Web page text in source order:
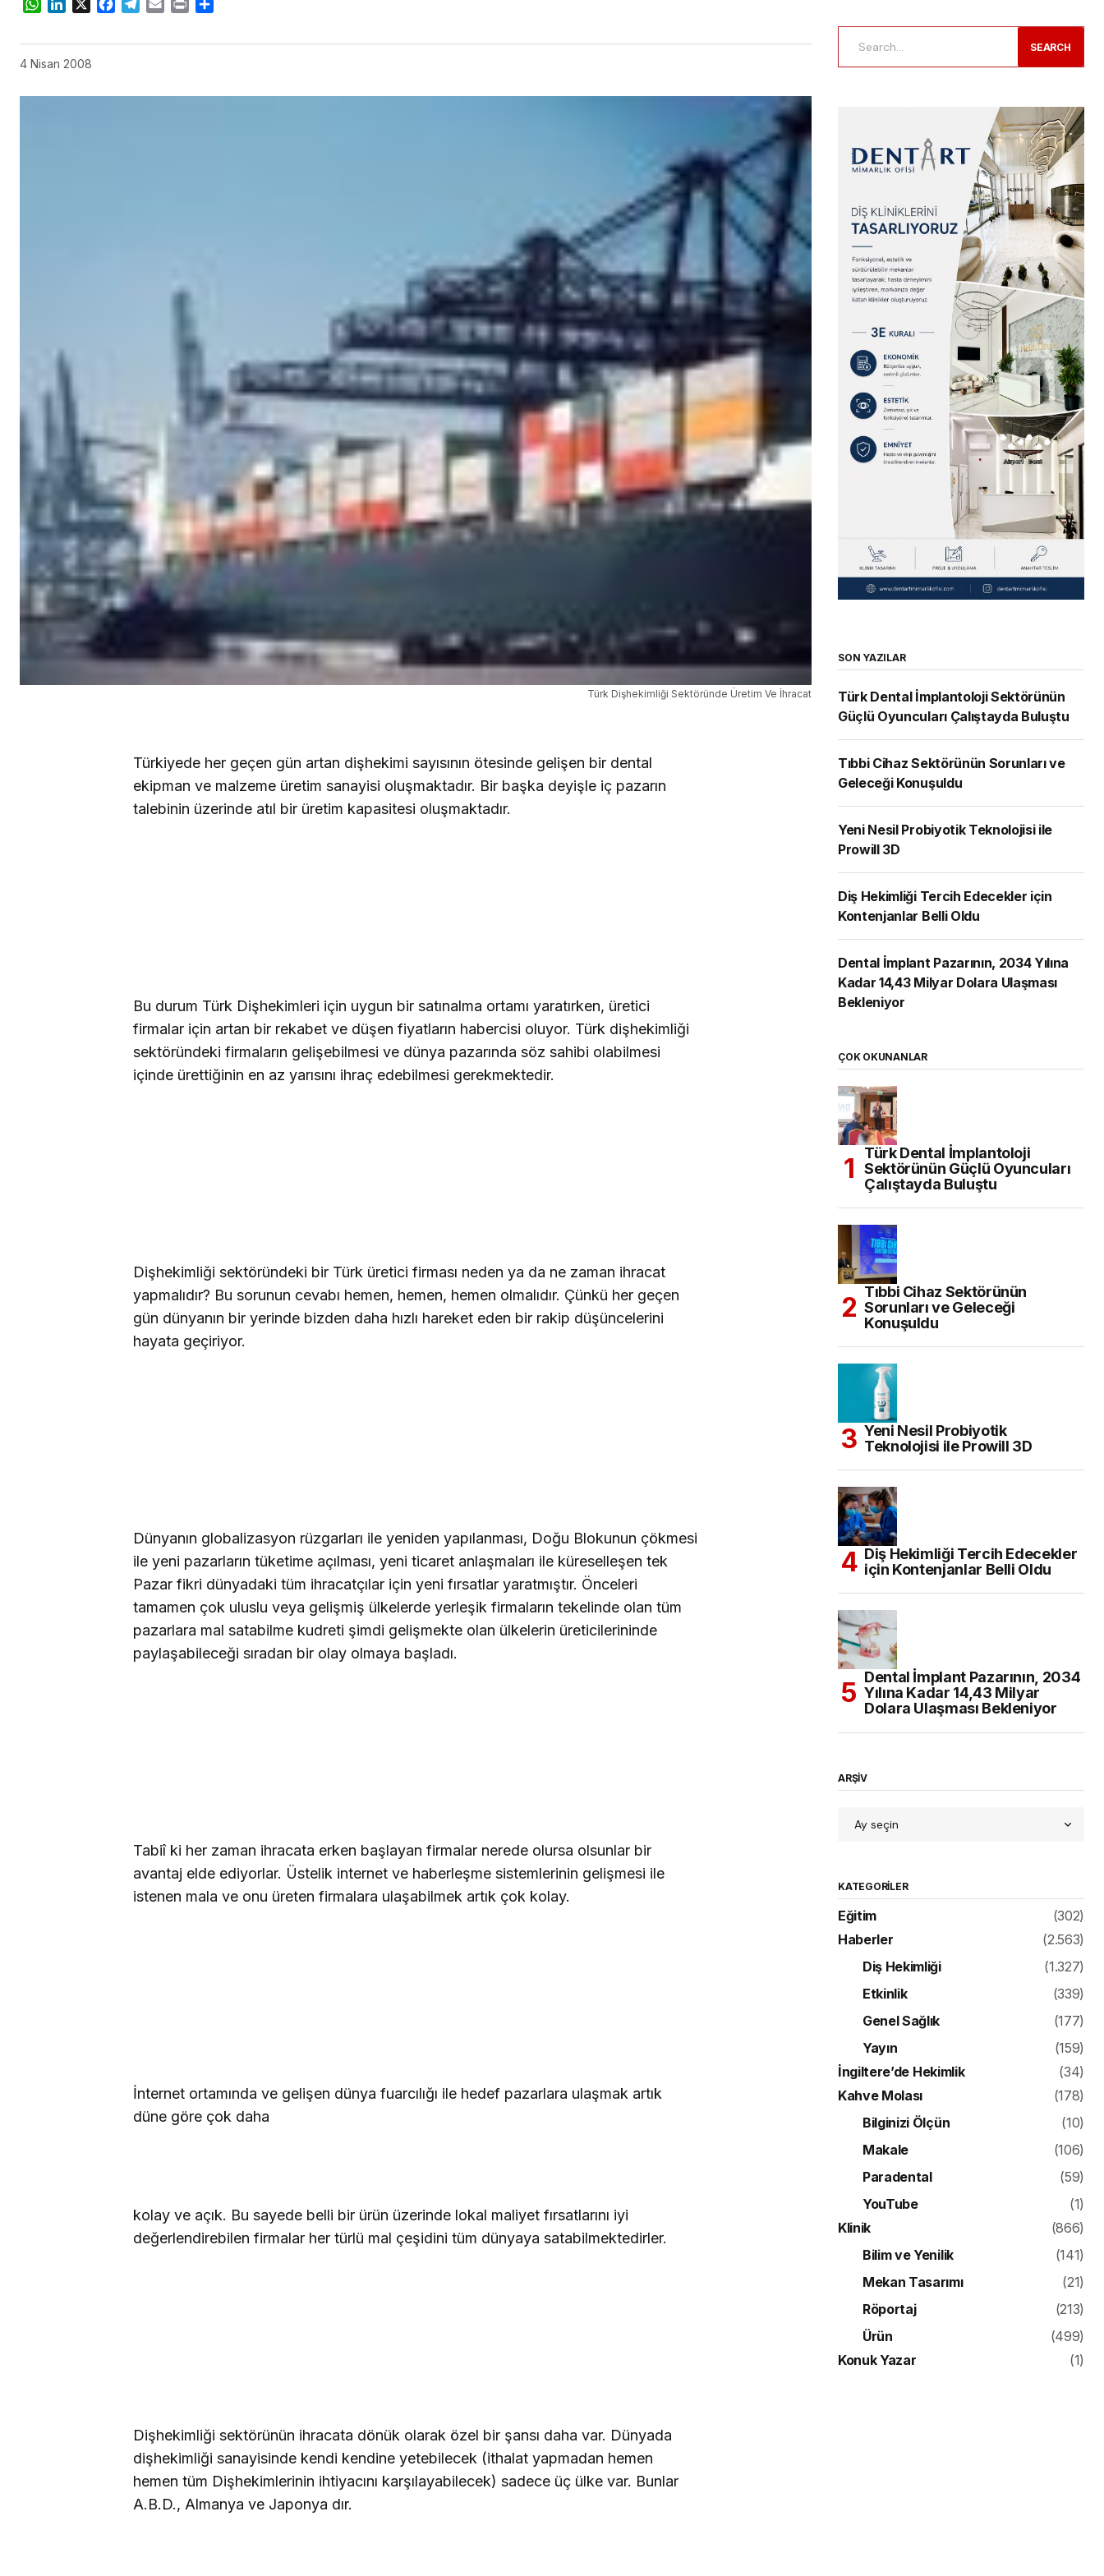
WhatsApp
LinkedIn
X Facebook
Telegram
Email Print
4 Nisan 2008
Türk Dişhekimliği Sektöründe Üretim Ve İhracat
Türkiyede her geçen gün artan dişhekimi sayısının ötesinde gelişen bir dental
ekipman ve malzeme üretim sanayisi oluşmaktadır. Bir başka deyişle iç pazarın
talebinin üzerinde atıl bir üretim kapasitesi oluşmaktadır.
Bu durum Türk Dişhekimleri için uygun bir satınalma ortamı yaratırken, üretici
firmalar için artan bir rekabet ve düşen fiyatların habercisi oluyor. Türk dişhekimliği
sektöründeki firmaların gelişebilmesi ve dünya pazarında söz sahibi olabilmesi
içinde ürettiğinin en az yarısını ihraç edebilmesi gerekmektedir.
Dişhekimliği sektöründeki bir Türk üretici firması neden ya da ne zaman ihracat
yapmalıdır? Bu sorunun cevabı hemen, hemen, hemen olmalıdır. Çünkü her geçen
gün dünyanın bir yerinde bizden daha hızlı hareket eden bir rakip düşüncelerini
hayata geçiriyor.
Dünyanın globalizasyon rüzgarları ile yeniden yapılanması, Doğu Blokunun çökmesi
ile yeni pazarların tüketime açılması, yeni ticaret anlaşmaları ile küreselleşen tek
Pazar fikri dünyadaki tüm ihracatçılar için yeni fırsatlar yaratmıştır. Önceleri
tamamen çok uluslu veya gelişmiş ülkelerde yerleşik firmaların tekelinde olan tüm
pazarlara mal satabilme kudreti şimdi gelişmekte olan ülkelerin üreticilerininde
paylaşabileceği sıradan bir olay olmaya başladı.
Tabiî ki her zaman ihracata erken başlayan firmalar nerede olursa olsunlar bir
avantaj elde ediyorlar. Üstelik internet ve haberleşme sistemlerinin gelişmesi ile
istenen mala ve onu üreten firmalara ulaşabilmek artık çok kolay.
İnternet ortamında ve gelişen dünya fuarcılığı ile hedef pazarlara ulaşmak artık
düne göre çok daha
kolay ve açık. Bu sayede belli bir ürün üzerinde lokal maliyet fırsatlarını iyi
değerlendirebilen firmalar her türlü mal çeşidini tüm dünyaya satabilmektedirler.
Dişhekimliği sektörünün ihracata dönük olarak özel bir şansı daha var. Dünyada
dişhekimliği sanayisinde kendi kendine yetebilecek (ithalat yapmadan hemen
hemen tüm Dişhekimlerinin ihtiyacını karşılayabilecek) sadece üç ülke var. Bunlar
A.B.D., Almanya ve Japonya dır.
SEARCH
SON YAZILAR
Türk Dental İmplantoloji Sektörünün
Güçlü Oyuncuları Çalıştayda Buluştu
Tıbbi Cihaz Sektörünün Sorunları ve
Geleceği Konuşuldu
Yeni Nesil Probiyotik Teknolojisi ile
Prowill 3D
Diş Hekimliği Tercih Edecekler için
Kontenjanlar Belli Oldu
Dental İmplant Pazarının, 2034 Yılına
Kadar 14,43 Milyar Dolara Ulaşması
Bekleniyor
ÇOK OKUNANLAR
Türk Dental İmplantoloji
Sektörünün Güçlü Oyuncuları
Çalıştayda Buluştu
Tıbbi Cihaz Sektörünün
Sorunları ve Geleceği
Konuşuldu
Yeni Nesil Probiyotik
Teknolojisi ile Prowill 3D
Diş Hekimliği Tercih Edecekler
için Kontenjanlar Belli Oldu
Dental İmplant Pazarının, 2034
Yılına Kadar 14,43 Milyar
Dolara Ulaşması Bekleniyor
ARŞİV
KATEGORILER
Eğitim
(302)
Haberler
(2.563)
Diş Hekimliği
(1.327)
Etkinlik
(339)
Genel Sağlık
(177)
Yayın
(159)
İngiltere’de Hekimlik
(34)
Kahve Molası
(178)
Bilginizi Ölçün
(10)
Makale
(106)
Paradental
(59)
YouTube
(1)
Klinik
(866)
Bilim ve Yenilik
(141)
Mekan Tasarımı
(21)
Röportaj
(213)
Ürün
(499)
Konuk Yazar
(1)